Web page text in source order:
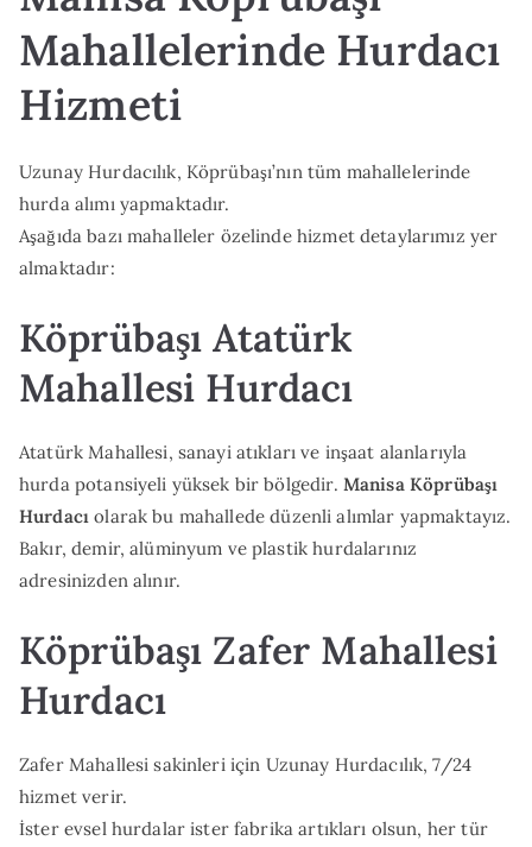
Mahallelerinde Hurdacı
Hizmeti
Uzunay Hurdacılık, Köprübaşı’nın tüm mahallelerinde
hurda alımı yapmaktadır.
Aşağıda bazı mahalleler özelinde hizmet detaylarımız yer
almaktadır:
Köprübaşı Atatürk
Mahallesi Hurdacı
Atatürk Mahallesi, sanayi atıkları ve inşaat alanlarıyla
hurda potansiyeli yüksek bir bölgedir. Manisa Köprübaşı
Hurdacı olarak bu mahallede düzenli alımlar yapmaktayız.
Bakır, demir, alüminyum ve plastik hurdalarınız
adresinizden alınır.
Köprübaşı Zafer Mahallesi
Hurdacı
Zafer Mahallesi sakinleri için Uzunay Hurdacılık, 7/24
hizmet verir.
İster evsel hurdalar ister fabrika artıkları olsun, her tür